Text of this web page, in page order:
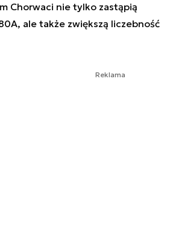
Chorwaci nie tylko zastąpią
ale także zwiększą liczebność
Reklama